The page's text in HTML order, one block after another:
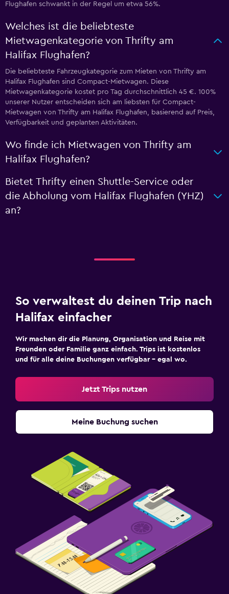
Flughafen schwankt in der Regel um etwa 56%.
Welches ist die beliebteste
Mietwagenkategorie von Thrifty am
Halifax Flughafen?
Die beliebteste Fahrzeugkategorie zum Mieten von Thrifty am
Halifax Flughafen sind Compact-Mietwagen. Diese
Mietwagenkategorie kostet pro Tag durchschnittlich 45 €. 100%
unserer Nutzer entscheiden sich am liebsten für Compact-
Mietwagen von Thrifty am Halifax Flughafen, basierend auf Preis,
Verfügbarkeit und geplanten Aktivitäten.
Wo finde ich Mietwagen von Thrifty am
Halifax Flughafen?
Bietet Thrifty einen Shuttle-Service oder
die Abholung vom Halifax Flughafen (YHZ)
an?
So verwaltest du deinen Trip nach
Halifax einfacher
Wir machen dir die Planung, Organisation und Reise mit
Freunden oder Familie ganz einfach. Trips ist kostenlos
und für alle deine Buchungen verfügbar – egal wo.
Jetzt Trips nutzen
Meine Buchung suchen